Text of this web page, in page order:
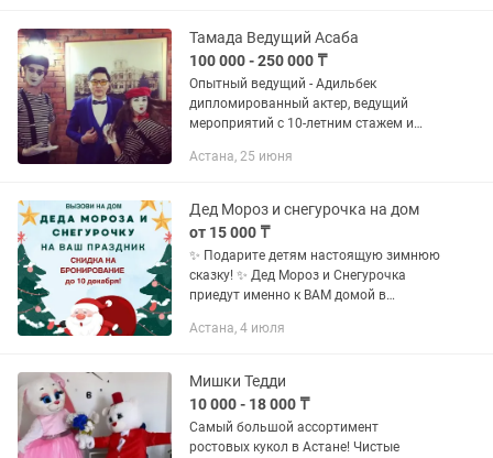
Тамада Ведущий Асаба
100 000 - 250 000 ₸
Опытный ведущий - Адильбек
дипломированный актер, ведущий
мероприятий с 10-летним стажем и
(казахский, русский). Профессионал
вечера;...
Астана, 25 июня
Дед Мороз и снегурочка на дом
от 15 000 ₸
✨ Подарите детям настоящую зимнюю
сказку! ✨ Дед Мороз и Снегурочка
приедут именно к ВАМ домой в
день в волшебный праздник! Что
Астана, 4 июля
Мишки Тедди
10 000 - 18 000 ₸
Самый большой ассортимент
ростовых кукол в Астане! Чистые